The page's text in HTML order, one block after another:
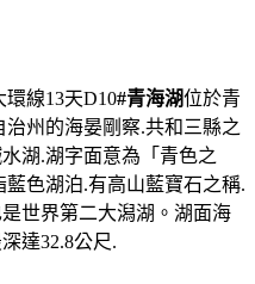
線13天D10#青海湖位於青
州的海晏剛察.共和三縣之
湖.湖字面意為「青色之
色湖泊.有高山藍寶石之稱.
世界第二大潟湖。湖面海
達32.8公尺.